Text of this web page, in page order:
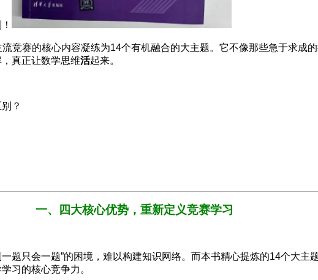
竞赛的核心内容凝练为14个有机融合的大主题。它不像那些急于求成
真正让数学思维活起来。
？
一、四大核心优势，重新定义竞赛学习
题只会一题”的困境，难以构建知识网络。而本书精心提炼的​​14个大主
习的核心竞争力。